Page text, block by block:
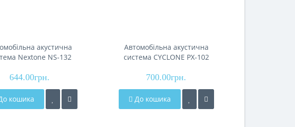
акустична
Nextone NS-132
644.00грн.
кошика
Автомобільна акустична
система CYCLONE PX-102
700.00грн.
До кошика